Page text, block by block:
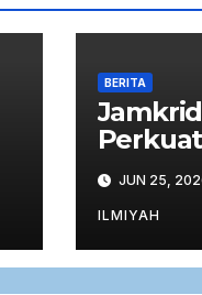
BERITA
BUMD
Rapat
DPRD
JUN 25,
ILMIYAH